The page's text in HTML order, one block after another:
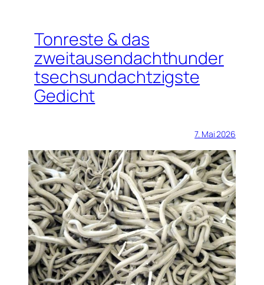
Tonreste & das
zweitausendachthunder
tsechsundachtzigste
Gedicht
7. Mai 2026